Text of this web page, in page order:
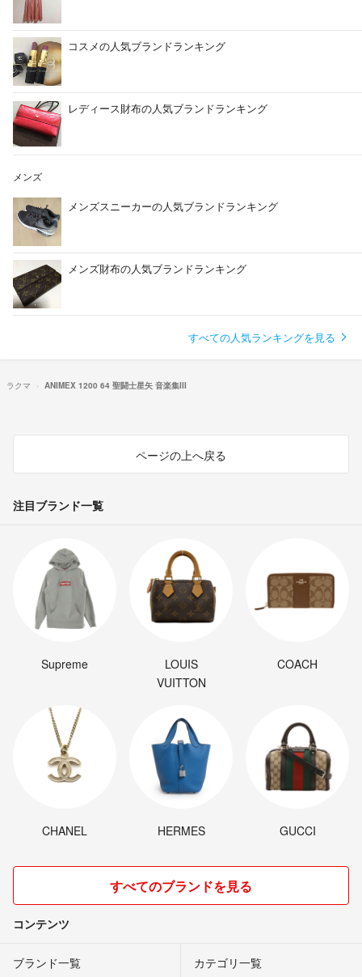
コスメの人気ブランドランキング
レディース財布の人気ブランドランキング
メンズ
メンズスニーカーの人気ブランドランキング
メンズ財布の人気ブランドランキング
すべての人気ランキングを見る
ラクマ ANIMEX 1200 64 聖闘士星矢 音楽集III
ページの上へ戻る
注目ブランド一覧
Supreme
LOUIS
VUITTON
COACH
CHANEL HERMES GUCCI
すべてのブランドを見る
コンテンツ
ブランド一覧 カテゴリ一覧